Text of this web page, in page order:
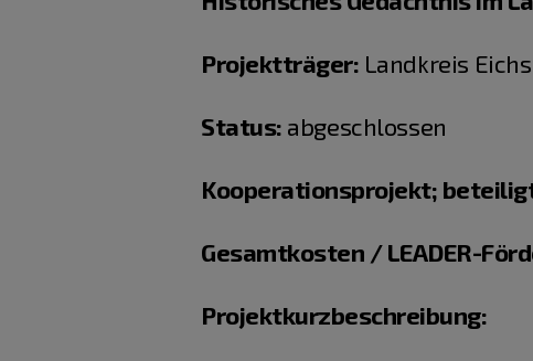
Projektträger: Landkreis
Status: abgeschlossen
Kooperationsprojekt;
Gesamtkosten / LEADER-
Projektkurzbeschreibung: